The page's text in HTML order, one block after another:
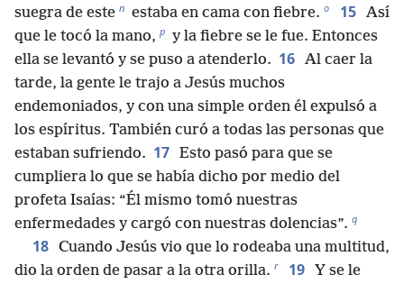
suegra de este n estaba en cama con fiebre. o 15 Así
que le tocó la mano, p y la fiebre se le fue. Entonces
ella se levantó y se puso a atenderlo. 16 Al caer la
tarde, la gente le trajo a Jesús muchos
endemoniados, y con una simple orden él expulsó a
los espíritus. También curó a todas las personas que
estaban sufriendo. 17 Esto pasó para que se
cumpliera lo que se había dicho por medio del
profeta Isaías: “Él mismo tomó nuestras
enfermedades y cargó con nuestras dolencias”. q
18 Cuando Jesús vio que lo rodeaba una multitud,
dio la orden de pasar a la otra orilla. r 19 Y se le